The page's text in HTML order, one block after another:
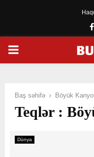
PRIMARY
Baş səhifə Böyük
Teqlər :
Dünya